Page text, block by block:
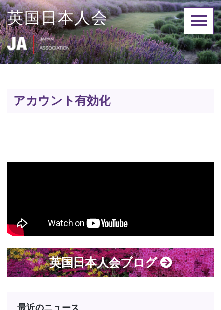
Skip
to
content
英国日本人会
アカウント有効化
英国日本人会ブログ
最近のニュース